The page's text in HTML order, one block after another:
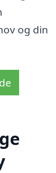
og din